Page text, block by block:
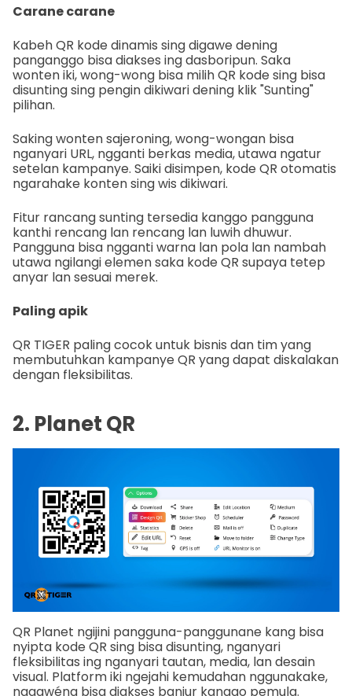
Carane carane
Kabeh QR kode dinamis sing digawe dening
panganggo bisa diakses ing dasboripun. Saka
wonten iki, wong-wong bisa milih QR kode sing bisa
disunting sing pengin dikiwari dening klik "Sunting"
pilihan.
Saking wonten sajeroning, wong-wongan bisa
nganyari URL, ngganti berkas media, utawa ngatur
setelan kampanye. Saiki disimpen, kode QR otomatis
ngarahake konten sing wis dikiwari.
Fitur rancang sunting tersedia kanggo pangguna
kanthi rencang lan rencang lan luwih dhuwur.
Pangguna bisa ngganti warna lan pola lan nambah
utawa ngilangi elemen saka kode QR supaya tetep
anyar lan sesuai merek.
Paling apik
QR TIGER paling cocok untuk bisnis dan tim yang
membutuhkan kampanye QR yang dapat diskalakan
dengan fleksibilitas.
2. Planet QR
QR Planet ngijini pangguna-panggunane kang bisa
nyipta kode QR sing bisa disunting, nganyari
fleksibilitas ing nganyari tautan, media, lan desain
visual. Platform iki ngejahi kemudahan nggunakake,
nggawéna bisa diakses banjur kanggo pemula.